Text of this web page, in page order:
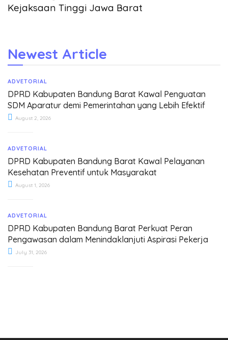
Kejaksaan Tinggi Jawa Barat
Newest Article
ADVETORIAL
DPRD Kabupaten Bandung Barat Kawal Penguatan
SDM Aparatur demi Pemerintahan yang Lebih Efektif
August 2, 2026
ADVETORIAL
DPRD Kabupaten Bandung Barat Kawal Pelayanan
Kesehatan Preventif untuk Masyarakat
August 1, 2026
ADVETORIAL
DPRD Kabupaten Bandung Barat Perkuat Peran
Pengawasan dalam Menindaklanjuti Aspirasi Pekerja
July 31, 2026